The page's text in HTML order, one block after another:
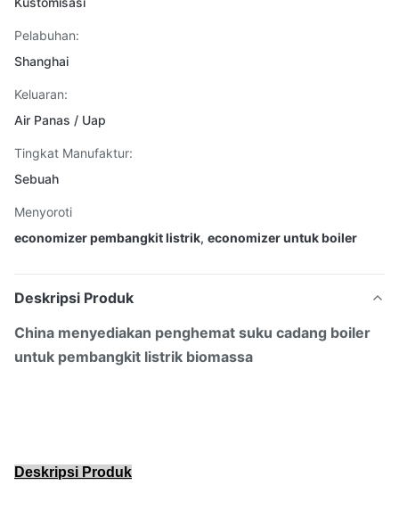
Pelabuhan:
Shanghai
Keluaran:
Air Panas / Uap
Tingkat Manufaktur:
Sebuah
Menyoroti
economizer pembangkit listrik, economizer untuk boiler
Deskripsi Produk
China menyediakan penghemat suku cadang boiler
untuk pembangkit listrik biomassa
Deskripsi Produk